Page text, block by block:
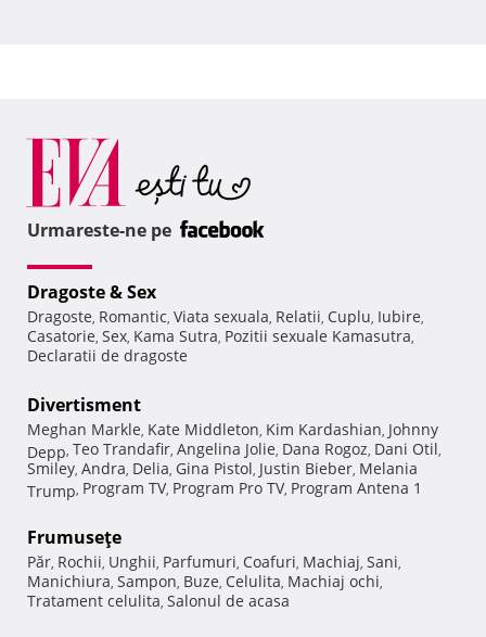
Urmareste-ne pe
Dragoste & Sex
Dragoste, Romantic, Viata sexuala, Relatii, Cuplu, Iubire,
Casatorie, Sex, Kama Sutra, Pozitii sexuale Kamasutra,
Declaratii de dragoste
Divertisment
Meghan Markle, Kate Middleton, Kim Kardashian, Johnny
Depp, Teo Trandafir, Angelina Jolie, Dana Rogoz, Dani Otil,
Smiley, Andra, Delia, Gina Pistol, Justin Bieber, Melania
Trump, Program TV, Program Pro TV, Program Antena 1
Frumuseţe
Păr, Rochii, Unghii, Parfumuri, Coafuri, Machiaj, Sani,
Manichiura, Sampon, Buze, Celulita, Machiaj ochi,
Tratament celulita, Salonul de acasa